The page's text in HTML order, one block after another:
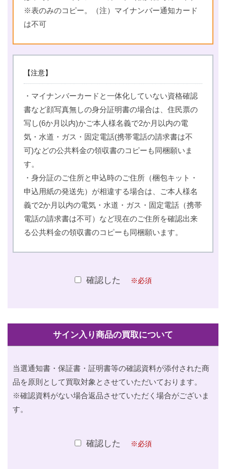
※表のみのコピー。（注）マイナンバー通知カード
は不可
【注意】
・マイナンバーカードと一体化していない資格確認
書など顔写真無しの身分証明書の場合は、住民票の
写し(6か月以内)かご本人様名義で2か月以内の電
気・水道・ガス・固定電話(携帯電話の請求書は不
可)などの公共料金の領収書のコピーも同梱願いま
す。
・身分証のご住所と申込時のご住所（梱包キット・
申込用紙の発送先）が相違する場合は、ご本人様名
義で2か月以内の電気・水道・ガス・固定電話（携帯
電話の請求書は不可）など現在のご住所を確認出来
る公共料金の領収書のコピーも同梱願います。
確認した ※必須
サイン入り商品の買取について
当選通知書・保証書・証明書等の確認資料が添付された商
品を原則として買取対象とさせていただいております。
※確認資料がない場合返品させていただく場合がございま
す。
確認した ※必須